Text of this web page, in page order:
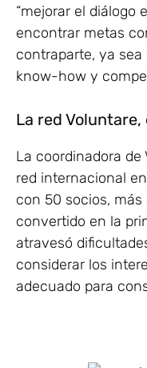
“mejorar el diálogo
encontrar metas
contraparte, ya
know-how y
La red
La coordinadora
red internacional
con 50 socios,
convertido en la
atravesó
considerar los
adecuado para